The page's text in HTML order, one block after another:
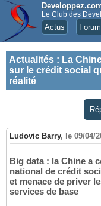
Le Club des
Actus
Actualités : La
sur le crédit social
réalité
Ludovic Barry, le 09/04/
Big data : la Chine a
national de crédit
et menace de priver
services de base